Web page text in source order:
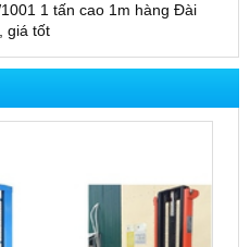
1 tấn cao 1m hàng Đài
giá tốt